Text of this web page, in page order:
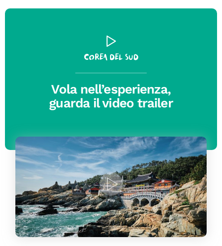
Corea del Sud
Vola nell’esperienza,
guarda il video trailer